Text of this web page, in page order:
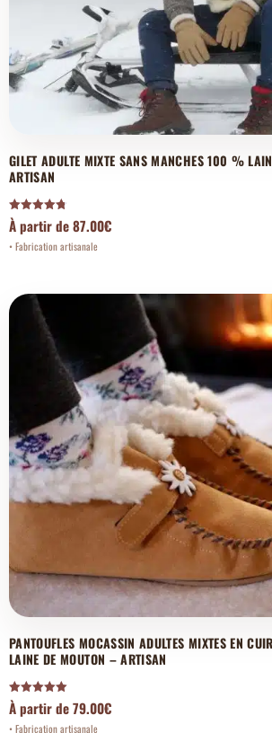
GILET ADULTE MIXTE SANS MANCHES 100 %
ARTISAN
Note
4.80
sur 5
À partir de87.00€
PANTOUFLES MOCASSIN ADULTES MIXTES EN
LAINE DE MOUTON – ARTISAN
Note
5.00
sur 5
À partir de79.00€